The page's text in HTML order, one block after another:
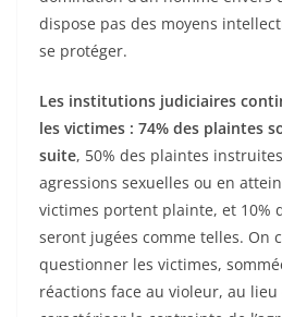
dispose pas des moyens
se protéger.
Les institutions judiciaires
les victimes : 74% des plaintes
suite, 50% des plaintes
agressions sexuelles ou en
victimes portent plainte, et 10%
seront jugées comme telles. On
questionner les victimes,
réactions face au violeur, au